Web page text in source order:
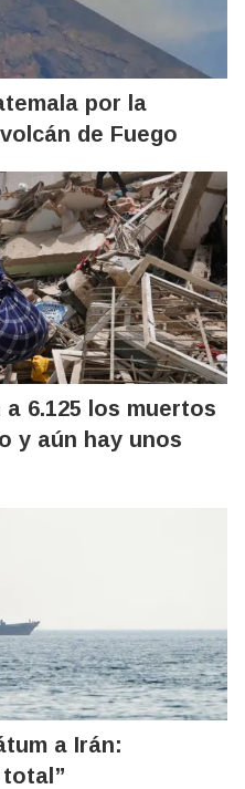
por la
de Fuego
6.125 los muertos
y aún hay unos
a Irán: